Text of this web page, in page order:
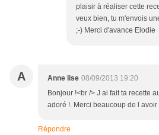
plaisir à réaliser cette
veux bien, tu m'envois
;-) Merci d'avance Elodie
A Anne lise 08/09/2013 19:20
Bonjour !<br /> J ai fait ta recette
adoré !. Merci beaucoup de l avoir
Répondre